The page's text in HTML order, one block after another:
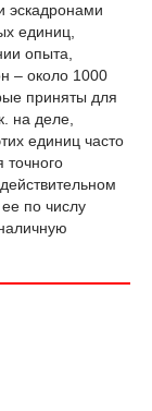
эскадронами
единиц,
опыта,
– около 1000
приняты для
на деле,
единиц часто
точного
по числу